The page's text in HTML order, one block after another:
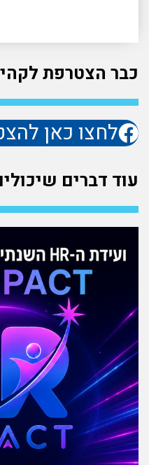
כבר הצטרפת
לחצו כאן
עוד דברים